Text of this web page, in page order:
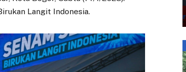
Langit Indonesia.